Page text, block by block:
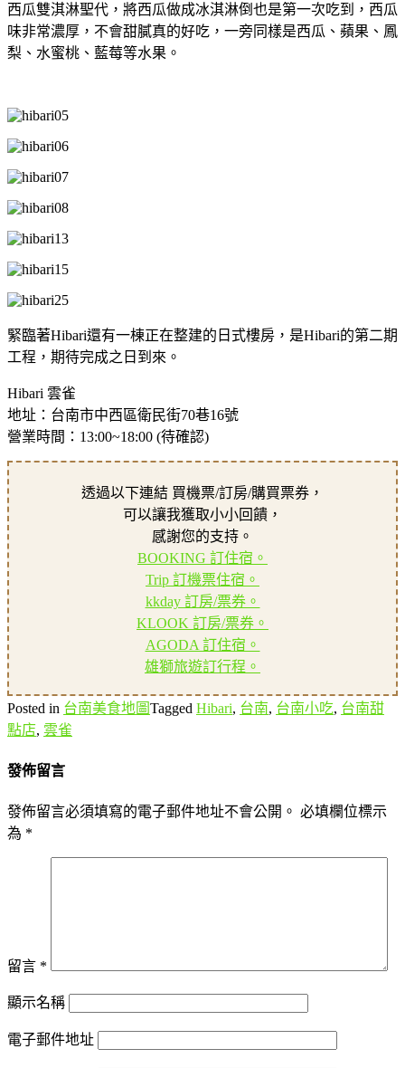
西瓜雙淇淋聖代，將西瓜做成冰淇淋倒也是第一次吃到，西瓜
味非常濃厚，不會甜膩真的好吃，一旁同樣是西瓜、蘋果、鳳
梨、水蜜桃、藍莓等水果。
緊臨著Hibari還有一棟正在整建的日式樓房，是Hibari的第二期
工程，期待完成之日到來。
Hibari 雲雀
地址：台南市中西區衛民街70巷16號
營業時間：13:00~18:00 (待確認)
透過以下連結 買機票/訂房/購買票券，
可以讓我獲取小小回饋，
感謝您的支持。
BOOKING 訂住宿。
Trip 訂機票住宿。
kkday 訂房/票券。
KLOOK 訂房/票券。
AGODA 訂住宿。
雄獅旅遊訂行程。
Posted in 台南美食地圖Tagged Hibari, 台南, 台南小吃, 台南甜
點店, 雲雀
發佈留言
發佈留言必須填寫的電子郵件地址不會公開。 必填欄位標示
為 *
留言 *
顯示名稱
電子郵件地址